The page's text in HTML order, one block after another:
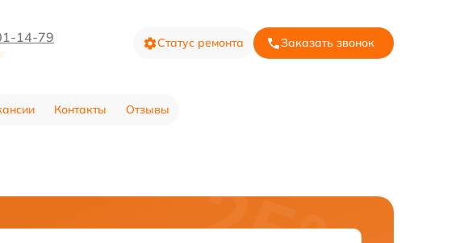
14-79 Статус ремонта Заказать звонок
Контакты Отзывы